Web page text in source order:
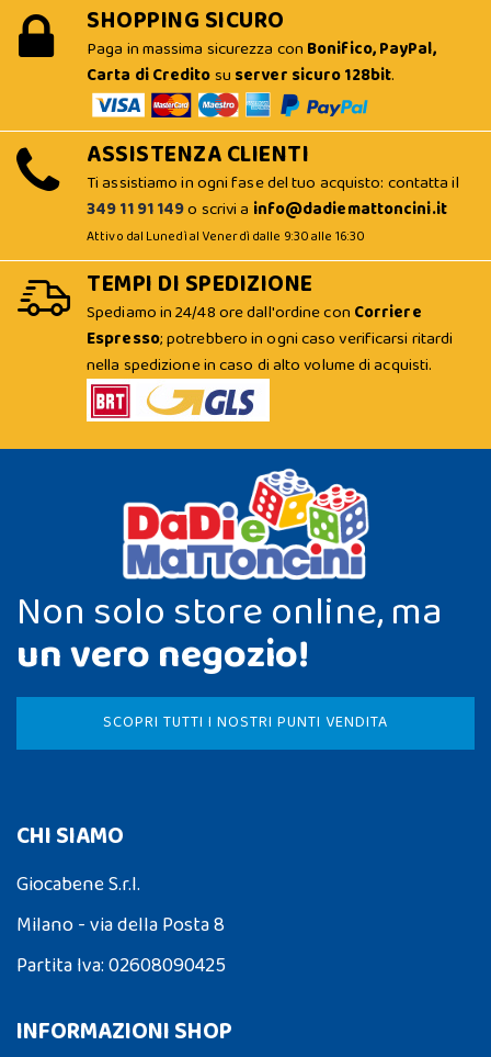
SHOPPING SICURO
Paga in massima sicurezza con Bonifico, PayPal,
Carta di Creditosu server sicuro 128bit.
ASSISTENZA CLIENTI
Ti assistiamo in ogni fase del tuo acquisto: contatta il
349 11 91 149o scrivi a info@dadiemattoncini.it
Attivo dal Lunedì al Venerdì dalle 9:30 alle 16:30
TEMPI DI SPEDIZIONE
Spediamo in 24/48 ore dall'ordine con Corriere
Espresso; potrebbero in ogni caso verificarsi ritardi
nella spedizione in caso di alto volume di acquisti.
Non solo store online, ma
un vero negozio!
SCOPRI TUTTI I NOSTRI PUNTI VENDITA
CHI SIAMO
Giocabene S.r.l.
Milano - via della Posta 8
Partita Iva: 02608090425
INFORMAZIONI SHOP